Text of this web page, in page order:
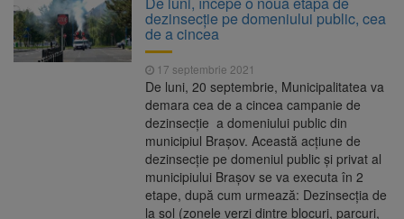
nopții, nu oprirea iluminatului public
7 august 2026
Trafic blocat pe DN1E Brașov
– Poiana Brașov după un accident. Două
persoane primesc îngrijiri medicale
Dosar de evaziune fiscală de
peste 330.000 de lei, clasat la Brașov după
8 august ar putea deveni
Ziua Europeană de Comemorare a Victimelor
Accidentelor de Muncă
dezinsecție pe domeniului public, cea
de a cincea
17 septembrie 2021
De luni, 20 septembrie, Municipalitatea va
demara cea de a cincea campanie de
dezinsecție a domeniului public din
municipiul Brașov. Această acțiune de
dezinsecție pe domeniul public și privat al
municipiului Brașov se va executa în 2
etape, după cum urmează: Dezinsecția de
la sol (zonele verzi dintre blocuri, parcuri,